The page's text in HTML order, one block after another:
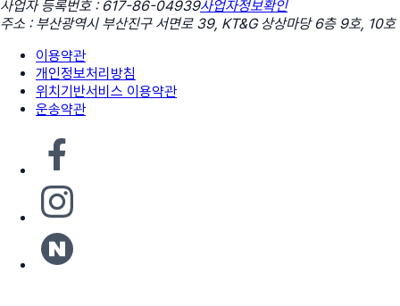
사업자 등록번호 : 617-86-04939사업자정보확인
주소 : 부산광역시 부산진구 서면로 39, KT&G 상상마당 6층 9호, 10호
이용약관
개인정보처리방침
위치기반서비스 이용약관
운송약관